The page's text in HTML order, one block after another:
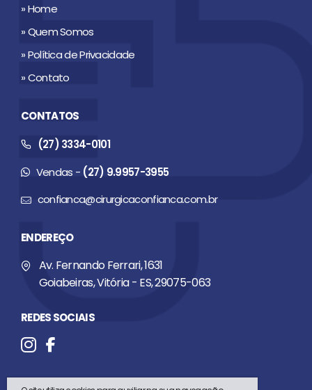
» Home
» Quem Somos
» Política de Privacidade
» Contato
CONTATOS
(27) 3334-0101
Vendas - (27) 9.9957-3955
confianca@cirurgicaconfianca.com.br
ENDEREÇO
Av. Fernando Ferrari, 1631
Goiabeiras, Vitória - ES, 29075-063
REDES SOCIAIS